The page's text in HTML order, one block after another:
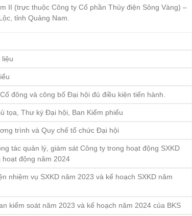
II (trực thuộc Công ty Cổ phần Thủy điện Sông Vàng) –
tỉnh Quảng Nam.
đông và công bố Đại hội đủ điều kiện tiến hành.
tọa, Thư ký Đại hội, Ban Kiểm phiếu
trình và Quy chế tổ chức Đại hội
tác quản lý, giám sát Công ty trong hoạt động SXKD
động năm 2024
nhiệm vụ SXKD năm 2023 và kế hoạch SXKD năm
kiểm soát năm 2023 và kế hoạch năm 2024 của BKS